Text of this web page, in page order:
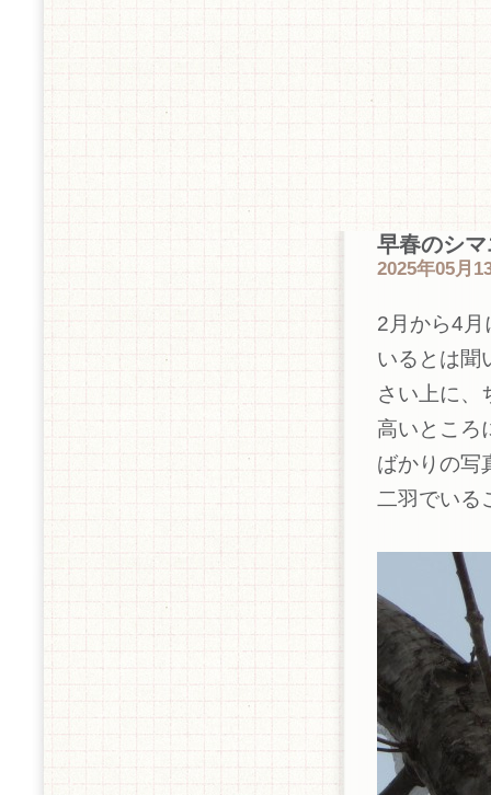
早春のシ
2025年05月
2月から4月
いるとは聞
さい上に、
高いところ
ばかりの写
二羽でいる